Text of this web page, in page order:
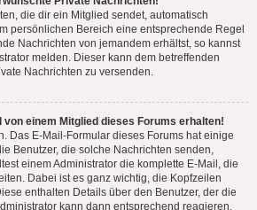
die dir ein Mitglied sendet, automatisch
persönlichen Bereich eine entsprechende Regel
Nachrichten von jemandem erhältst, so kannst
melden. Dieser kann dem betreffenden
Nachrichten zu versenden.
von einem Mitglied dieses Forums erhalten!
Das E-Mail-Formular dieses Forums hat einige
Benutzer, die solche Nachrichten senden,
einem Administrator die komplette E-Mail, die
Dabei ist es ganz wichtig, die Kopfzeilen
enthalten Details über den Benutzer, der die
kann dann entsprechend reagieren.